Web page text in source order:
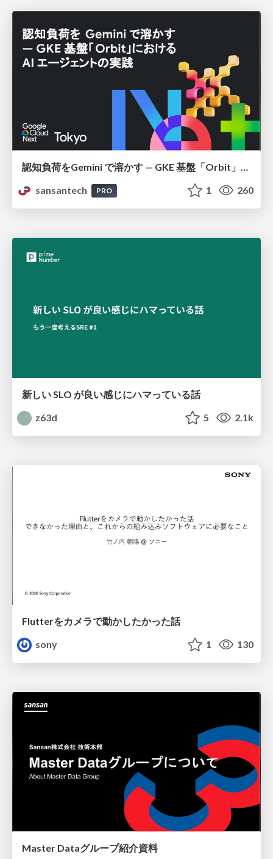
認知負荷をGemini で溶かす — GKE 基盤「Orbit」における AI エージェントの実践
sansantech
PRO 1 260
新しい SLO が良い感じにハマっている話
z63d
5 2.1k
Flutterをカメラで動かしたかった話
sony
1 130
Master Dataグループ紹介資料